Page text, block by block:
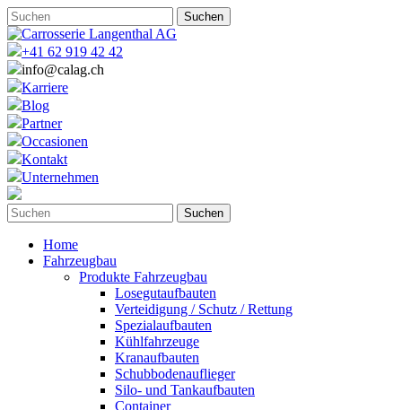
+41 62 919 42 42
info@calag.ch
Karriere
Blog
Partner
Occasionen
Kontakt
Unternehmen
Home
Fahrzeugbau
Produkte Fahrzeugbau
Losegutaufbauten
Verteidigung / Schutz / Rettung
Spezialaufbauten
Kühlfahrzeuge
Kranaufbauten
Schubbodenauflieger
Silo- und Tankaufbauten
Container